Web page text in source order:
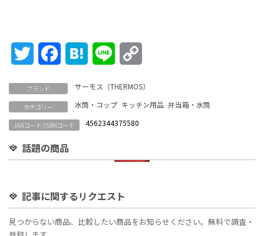
Twitter FacebookHatena Line
ブランド サーモス（THERMOS）
カテゴリー 水筒・コップ キッチン用品 弁当箱・水筒
JANコード/ISBNコード 4562344375580
話題の商品
記事に関するリクエスト
見つからない商品、比較したい商品をお知らせください。無料で調査・